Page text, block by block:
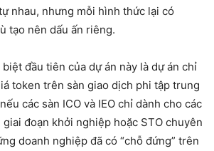
nhau, nhưng mỗi hình thức lại có
tạo nên dấu ấn riêng.
biệt đầu tiên của dự án này là dự án chỉ
token trên sàn giao dịch phi tập trung
các sàn ICO và IEO chỉ dành cho các
đoạn khởi nghiệp hoặc STO chuyên
doanh nghiệp đã có “chỗ đứng” trên